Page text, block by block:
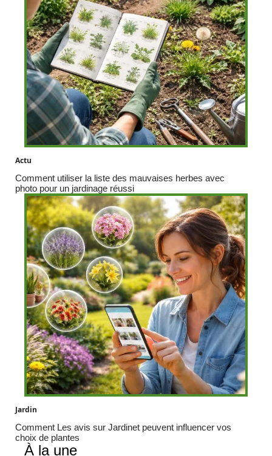
Actu
Comment utiliser la liste des mauvaises herbes avec
photo pour un jardinage réussi
Jardin
Comment Les avis sur Jardinet peuvent influencer vos
choix de plantes
À la une